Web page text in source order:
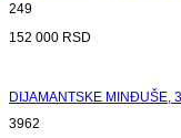
249
152 000 RSD
DIJAMANTSKE MINĐUŠE,
3962